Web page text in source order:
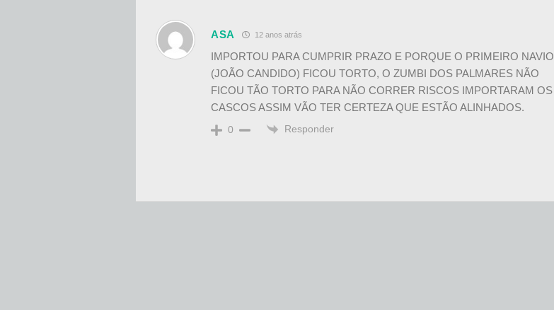
ASA 12 anos atrás
IMPORTOU PARA CUMPRIR PRAZO E PORQUE O PRIMEIRO NAVIO
(JOÃO CANDIDO) FICOU TORTO, O ZUMBI DOS PALMARES NÃO
FICOU TÃO TORTO PARA NÃO CORRER RISCOS IMPORTARAM OS
CASCOS ASSIM VÃO TER CERTEZA QUE ESTÃO ALINHADOS.
0 Responder